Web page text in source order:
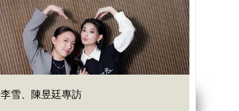
李雪、陳昱廷專訪